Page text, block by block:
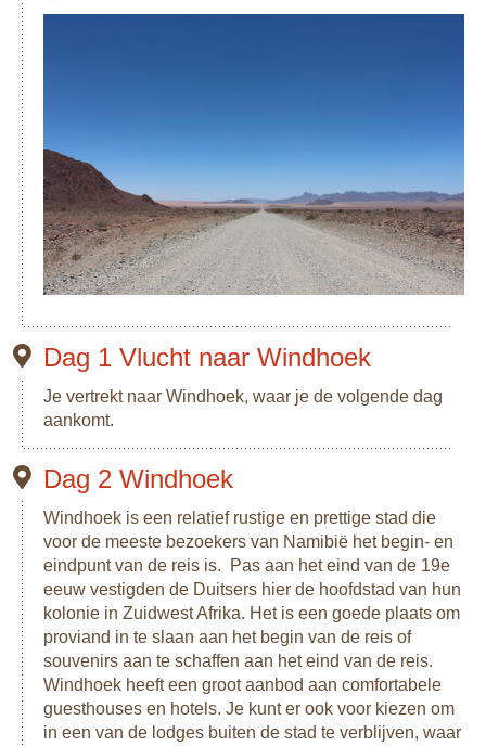
Dan is het tijd voor een hoogtepunt van de reis: Etosha
Nationaal Park. Je kampeert hier drie nachten in of aan de
rand van het park, waardoor je volop de tijd hebt om op
eigen tempo wildlife te spotten vanuit je eigen auto.
Je sluit je avontuur af bij het indrukwekkende Waterberg
Plateau. Hier kun je mooie wandelingen maken en nog één
keer genieten van een nacht onder de sterrenhemel, in je
daktent op een rustige camping in de natuur.
Dag 1 Vlucht naar Windhoek
Je vertrekt naar Windhoek, waar je de volgende dag
aankomt.
Dag 2 Windhoek
Windhoek is een relatief rustige en prettige stad die
voor de meeste bezoekers van Namibië het begin- en
eindpunt van de reis is. Pas aan het eind van de 19e
eeuw vestigden de Duitsers hier de hoofdstad van hun
kolonie in Zuidwest Afrika. Het is een goede plaats om
proviand in te slaan aan het begin van de reis of
souvenirs aan te schaffen aan het eind van de reis.
Windhoek heeft een groot aanbod aan comfortabele
guesthouses en hotels. Je kunt er ook voor kiezen om
in een van de lodges buiten de stad te verblijven, waar